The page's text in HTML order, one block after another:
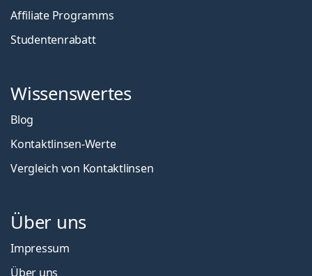
Affiliate Programms
Studentenrabatt
Wissenswertes
Blog
Kontaktlinsen-Werte
Vergleich von Kontaktlinsen
Über uns
Impressum
Über uns